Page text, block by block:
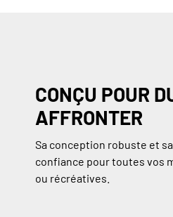
CONÇU POUR
AFFRONTER
Sa conception robuste et
confiance pour toutes vos
ou récréatives.